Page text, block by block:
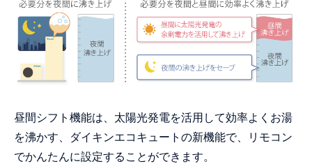
昼間シフト機能は、太陽光発電を活用して効率よくお湯
を沸かす、ダイキンエコキュートの新機能で、リモコン
でかんたんに設定することができます。